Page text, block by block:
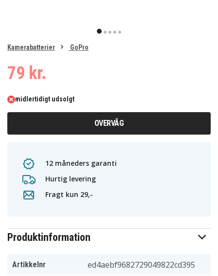
item
of
Kamerabatterier GoPro
79 kr.
midlertidigt udsolgt
OVERVÅG
12 måneders garanti
Hurtig levering
Fragt kun 29,-
Produktinformation
Artikkelnr ed4aebf9682729049822cd395